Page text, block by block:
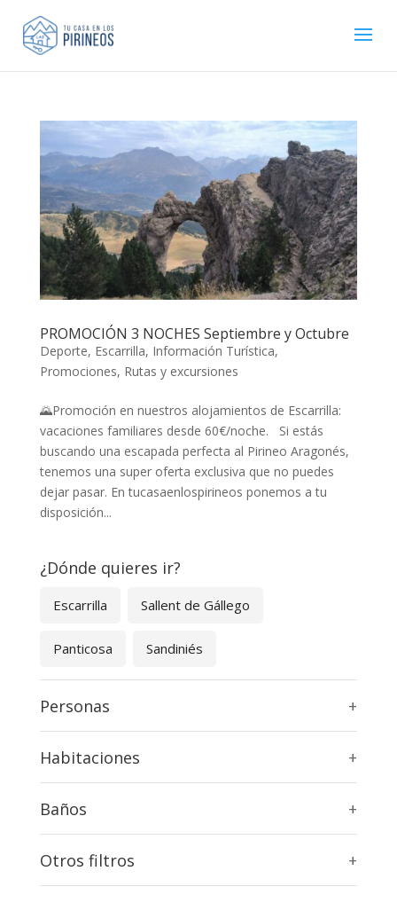
PROMOCIÓN 3 NOCHES Septiembre y Octubre
Deporte, Escarrilla, Información Turística,
Promociones, Rutas y excursiones
🌄Promoción en nuestros alojamientos de Escarrilla:
vacaciones familiares desde 60€/noche. Si estás
buscando una escapada perfecta al Pirineo Aragonés,
tenemos una super oferta exclusiva que no puedes
dejar pasar. En tucasaenlospirineos ponemos a tu
disposición...
¿Dónde quieres ir?
Escarrilla Sallent de Gállego
Panticosa Sandiniés
Personas +
Habitaciones +
Baños +
Otros filtros +